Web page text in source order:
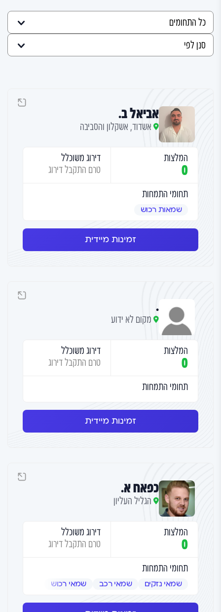
אביאל ב.
אשדוד, אשקלון והסביבה
המלצות
0
דירוג משוכלל
טרם התקבל דירוג
תחומי התמחות
שמאות רכוש
זמינות מיידית
.
מקום לא ידוע
המלצות
0
דירוג משוכלל
טרם התקבל דירוג
תחומי התמחות
זמינות מיידית
כפאח א.
הגליל העליון
המלצות
0
דירוג משוכלל
טרם התקבל דירוג
תחומי התמחות
שמאי נזקים שמאי רכב שמאי רכוש